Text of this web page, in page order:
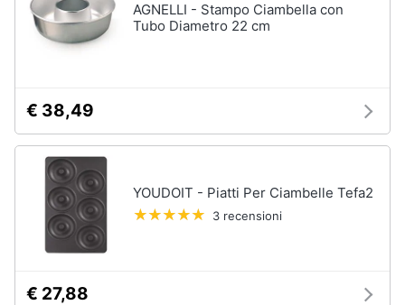
AGNELLI - Stampo Ciambella con
Tubo Diametro 22 cm
€ 38,49
YOUDOIT - Piatti Per Ciambelle Tefa2
3 recensioni
€ 27,88